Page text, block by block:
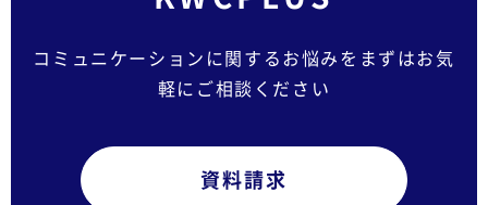
コミュニケーションに関するお悩みをまずはお気
軽にご相談ください
資料請求